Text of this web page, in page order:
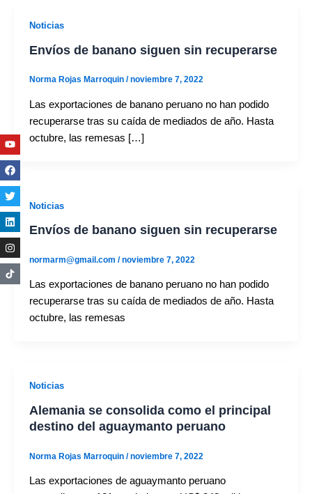
Noticias
Envíos de banano siguen sin recuperarse
Norma Rojas Marroquin /noviembre 7, 2022
Las exportaciones de banano peruano no han podido
recuperarse tras su caída de mediados de año. Hasta
octubre, las remesas […]
Noticias
Envíos de banano siguen sin recuperarse
normarm@gmail.com /noviembre 7, 2022
Las exportaciones de banano peruano no han podido
recuperarse tras su caída de mediados de año. Hasta
octubre, las remesas
Noticias
Alemania se consolida como el principal
destino del aguaymanto peruano
Norma Rojas Marroquin /noviembre 7, 2022
Las exportaciones de aguaymanto peruano
Youtube
Facebook
Twitter
Linkedin
Instagram